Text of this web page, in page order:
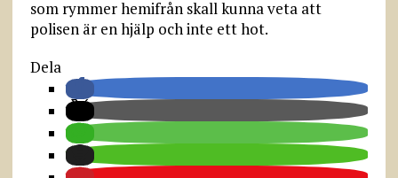
som rymmer hemifrån skall kunna veta att
polisen är en hjälp och inte ett hot.
Dela